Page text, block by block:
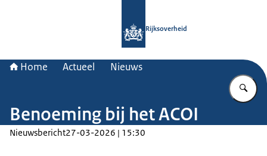
Rijksoverheid
Home Actueel Nieuws
Benoeming bij het ACOI
Nieuwsbericht27-03-2026 | 15:30